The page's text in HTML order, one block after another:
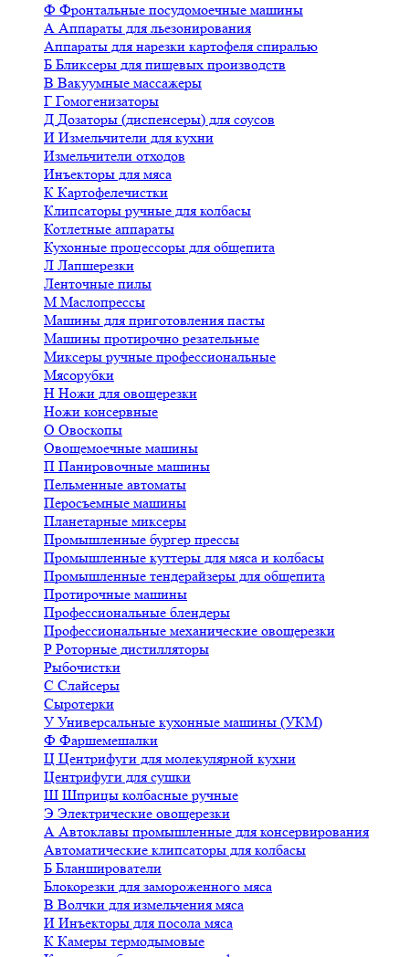
Ф Фронтальные посудомоечные машины
А Аппараты для льезонирования
Аппараты для нарезки картофеля спиралью
Б Бликсеры для пищевых производств
В Вакуумные массажеры
Г Гомогенизаторы
Д Дозаторы (диспенсеры) для соусов
И Измельчители для кухни
Измельчители отходов
Инъекторы для мяса
К Картофелечистки
Клипсаторы ручные для колбасы
Котлетные аппараты
Кухонные процессоры для общепита
Л Лапшерезки
Ленточные пилы
М Маслопрессы
Машины для приготовления пасты
Машины протирочно резательные
Миксеры ручные профессиональные
Мясорубки
Н Ножи для овощерезки
Ножи консервные
О Овоскопы
Овощемоечные машины
П Панировочные машины
Пельменные автоматы
Перосъемные машины
Планетарные миксеры
Промышленные бургер прессы
Промышленные куттеры для мяса и колбасы
Промышленные тендерайзеры для общепита
Протирочные машины
Профессиональные блендеры
Профессиональные механические овощерезки
Р Роторные дистилляторы
Рыбочистки
С Слайсеры
Сыротерки
У Универсальные кухонные машины (УКМ)
Ф Фаршемешалки
Ц Центрифуги для молекулярной кухни
Центрифуги для сушки
Ш Шприцы колбасные ручные
Э Электрические овощерезки
А Автоклавы промышленные для консервирования
Автоматические клипсаторы для колбасы
Б Бланширователи
Блокорезки для замороженного мяса
В Волчки для измельчения мяса
И Инъекторы для посола мяса
К Камеры термодымовые